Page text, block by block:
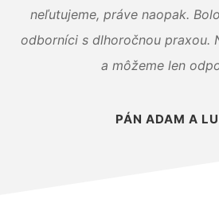
neľutujeme, práve naopak.
odborníci s dlhoročnou praxou.
a môžeme len
PÁN ADAM A